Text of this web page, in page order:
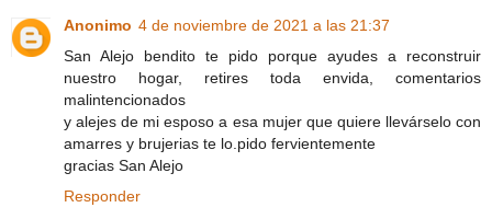
Anonimo 4 de noviembre de 2021 a las 21:37
San Alejo bendito te pido porque ayudes a reconstruir
nuestro hogar, retires toda envida, comentarios
malintencionados
y alejes de mi esposo a esa mujer que quiere llevárselo con
amarres y brujerias te lo.pido fervientemente
gracias San Alejo
Responder